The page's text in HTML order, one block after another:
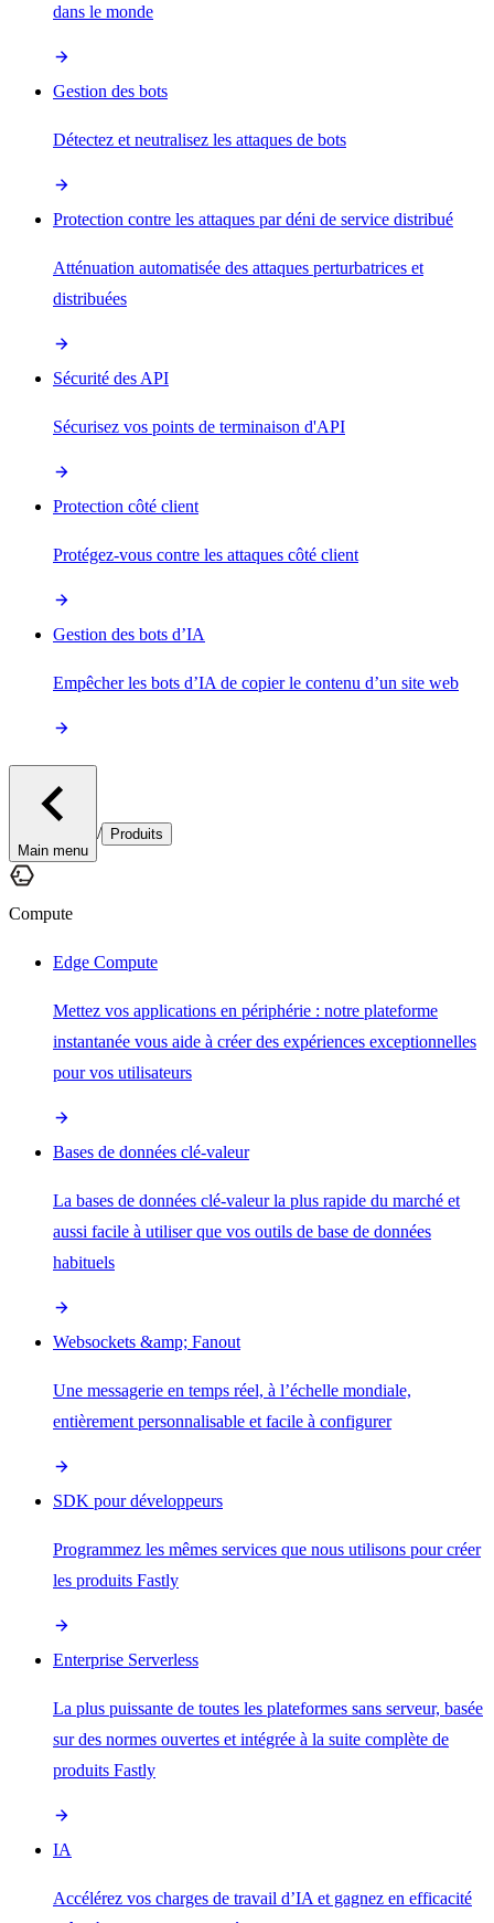
dans le monde
Gestion des bots
Détectez et neutralisez les attaques de bots
Protection contre les attaques par déni de service distribué
Atténuation automatisée des attaques perturbatrices et
distribuées
Sécurité des API
Sécurisez vos points de terminaison d'API
Protection côté client
Protégez-vous contre les attaques côté client
Gestion des bots d’IA
Empêcher les bots d’IA de copier le contenu d’un site web
Main menu
/ Produits
Compute
Edge Compute
Mettez vos applications en périphérie : notre plateforme
instantanée vous aide à créer des expériences exceptionnelles
pour vos utilisateurs
Bases de données clé-valeur
La bases de données clé-valeur la plus rapide du marché et
aussi facile à utiliser que vos outils de base de données
habituels
Websockets &amp; Fanout
Une messagerie en temps réel, à l’échelle mondiale,
entièrement personnalisable et facile à configurer
SDK pour développeurs
Programmez les mêmes services que nous utilisons pour créer
les produits Fastly
Enterprise Serverless
La plus puissante de toutes les plateformes sans serveur, basée
sur des normes ouvertes et intégrée à la suite complète de
produits Fastly
IA
Accélérez vos charges de travail d’IA et gagnez en efficacité